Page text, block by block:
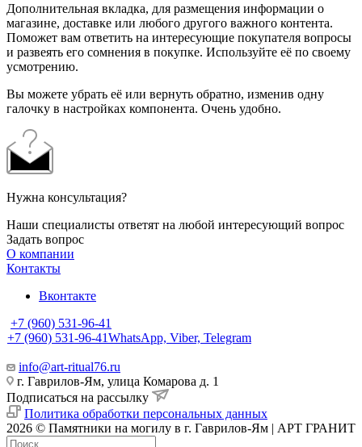
Дополнительная вкладка, для размещения информации о
магазине, доставке или любого другого важного контента.
Поможет вам ответить на интересующие покупателя вопросы
и развеять его сомнения в покупке. Используйте её по своему
усмотрению.
Вы можете убрать её или вернуть обратно, изменив одну
галочку в настройках компонента. Очень удобно.
Нужна консультация?
Наши специалисты ответят на любой интересующий вопрос
Задать вопрос
О компании
Контакты
Вконтакте
+7 (960) 531-96-41
+7 (960) 531-96-41WhatsApp, Viber, Telegram
info@art-ritual76.ru
г. Гаврилов-Ям, улица Комарова д. 1
Подписаться на рассылку
Политика обработки персональных данных
2026 © Памятники на могилу в г. Гаврилов-Ям | АРТ ГРАНИТ